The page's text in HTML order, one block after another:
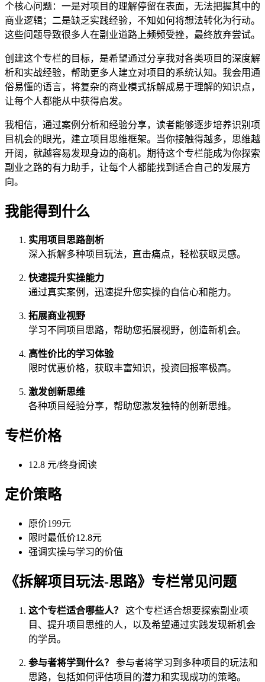
个核心问题：一是对项目的理解停留在表面，无法把握其中的
商业逻辑；二是缺乏实践经验，不知如何将想法转化为行动。
这些问题导致很多人在副业道路上频频受挫，最终放弃尝试。
创建这个专栏的目标，是希望通过分享我对各类项目的深度解
析和实战经验，帮助更多人建立对项目的系统认知。我会用通
俗易懂的语言，将复杂的商业模式拆解成易于理解的知识点，
让每个人都能从中获得启发。
我相信，通过案例分析和经验分享，读者能够逐步培养识别项
目机会的眼光，建立项目思维框架。当你接触得越多，思维越
开阔，就越容易发现身边的商机。期待这个专栏能成为你探索
副业之路的有力助手，让每个人都能找到适合自己的发展方
向。
我能得到什么
实用项目思路剖析
深入拆解多种项目玩法，直击痛点，轻松获取灵感。
快速提升实操能力
通过真实案例，迅速提升您实操的自信心和能力。
拓展商业视野
学习不同项目思路，帮助您拓展视野，创造新机会。
高性价比的学习体验
限时优惠价格，获取丰富知识，投资回报率极高。
激发创新思维
各种项目经验分享，帮助您激发独特的创新思维。
专栏价格
12.8 元/终身阅读
定价策略
原价199元
限时最低价12.8元
强调实操与学习的价值
《拆解项目玩法-思路》专栏常见问题
这个专栏适合哪些人？
这个专栏适合想要探索副业项
目、提升项目思维的人，以及希望通过实践发现新机会
的学员。
参与者将学到什么？
参与者将学习到多种项目的玩法和
思路，包括如何评估项目的潜力和实现成功的策略。